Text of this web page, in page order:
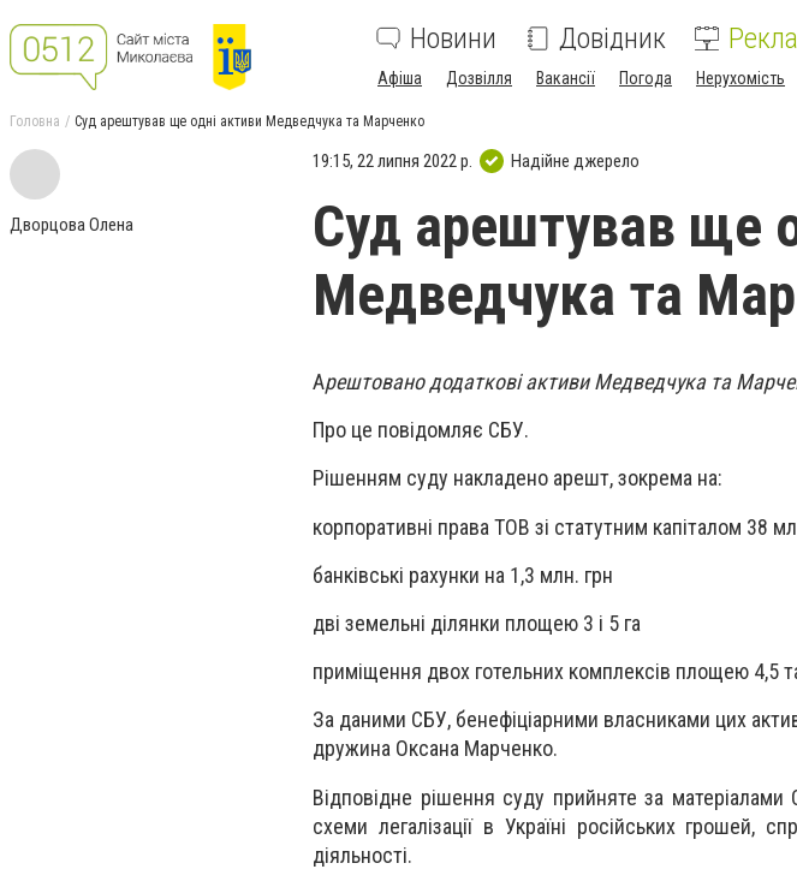
Новини Довідник
Афіша Дозвілля Вакансії Погода Нерухомість
Головна Суд арештував ще одні активи Медведчука та Марченко
Дворцова Олена
19:15, 22 липня 2022 р. Надійне джерело
Суд арештував ще
Медведчука та
​​Арештовано додаткові активи Медведчука та
Про це повідомляє СБУ.
Рішенням суду накладено арешт, зокрема на:
корпоративні права ТОВ зі статутним капіталом 38
банківські рахунки на 1,3 млн. грн
дві земельні ділянки площею 3 і 5 га
приміщення двох готельних комплексів площею 4,5
За даними СБУ, бенефіціарними власниками цих
дружина Оксана Марченко.
Відповідне рішення суду прийняте за
схеми легалізації в Україні російських грошей,
діяльності.